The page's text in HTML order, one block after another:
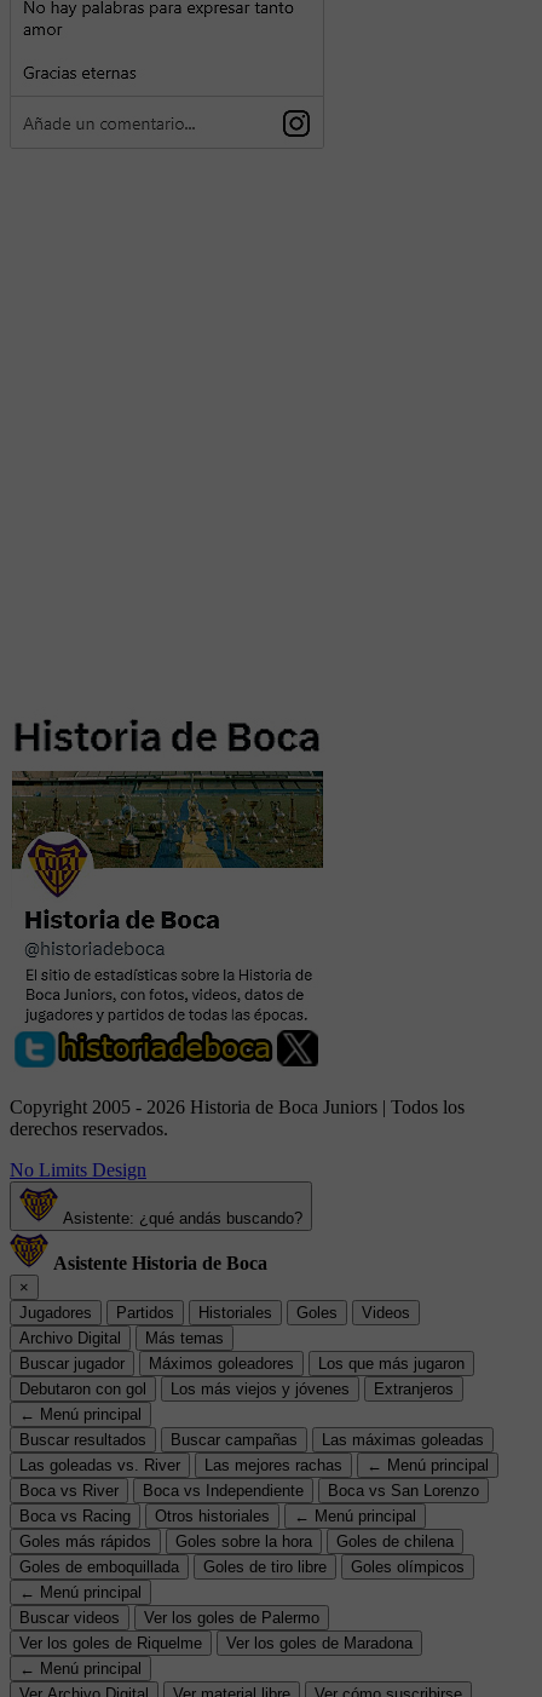
Copyright 2005 - 2026 Historia de Boca Juniors | Todos los
derechos reservados.
No Limits Design
Asistente: ¿qué andás buscando?
Asistente Historia de Boca
×
Jugadores
Partidos Historiales Goles
Videos
Archivo Digital
Más temas
Buscar jugador
Máximos goleadores
Los que más jugaron
Debutaron con gol
Los más viejos y jóvenes
Extranjeros
← Menú principal
Buscar resultados
Buscar campañas
Las máximas goleadas
Las goleadas vs. River
Las mejores rachas
← Menú principal
Boca vs River
Boca vs Independiente
Boca vs San Lorenzo
Boca vs Racing
Otros historiales
← Menú principal
Goles más rápidos
Goles sobre la hora
Goles de chilena
Goles de emboquillada
Goles de tiro libre
Goles olímpicos
← Menú principal
Buscar videos
Ver los goles de Palermo
Ver los goles de Riquelme
Ver los goles de Maradona
← Menú principal